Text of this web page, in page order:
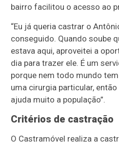
bairro facilitou o acesso ao
“Eu já queria castrar o
conseguido. Quando soube
estava aqui, aproveitei a
dia para trazer ele. É um
porque nem todo mundo
uma cirurgia particular,
ajuda muito a população”.
Critérios de castração
O Castramóvel realiza a